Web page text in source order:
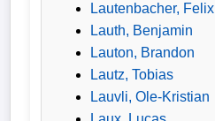
Lautenbacher, Felix
Lauth, Benjamin
Lauton, Brandon
Lautz, Tobias
Lauvli, Ole-Kristian